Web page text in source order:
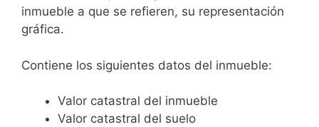
inmueble a que se refieren, su representación
gráfica.
Contiene los siguientes datos del inmueble:
Valor catastral del inmueble
Valor catastral del suelo